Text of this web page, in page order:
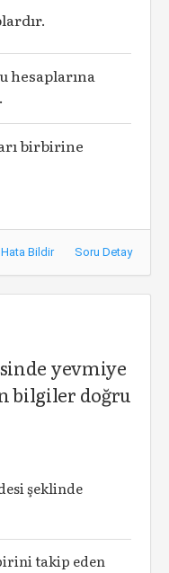
hesaplarına
birbirine
Hata Bildir Soru Detay
yevmiye
bilgiler doğru
şeklinde
takip eden